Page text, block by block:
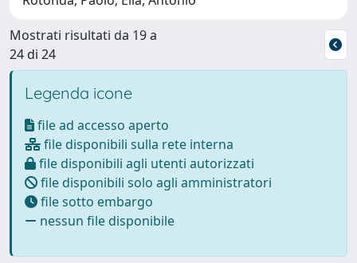
Mostrati risultati da 19 a
24 di 24
Legenda icone
file ad accesso aperto
file disponibili sulla rete interna
file disponibili agli utenti autorizzati
file disponibili solo agli amministratori
file sotto embargo
nessun file disponibile